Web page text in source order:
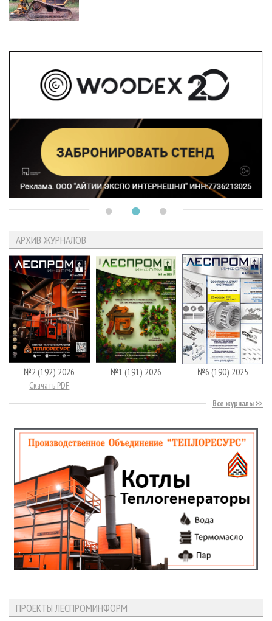
АРХИВ ЖУРНАЛОВ
№2 (192) 2026
Скачать PDF
№1 (191) 2026 №6 (190) 2025
Все журналы
ПРОЕКТЫ ЛЕСПРОМИНФОРМ